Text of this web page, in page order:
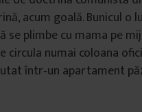
acum goală. Bunicul o
se plimbe cu mama pe
circula numai coloana
într‐un apartament